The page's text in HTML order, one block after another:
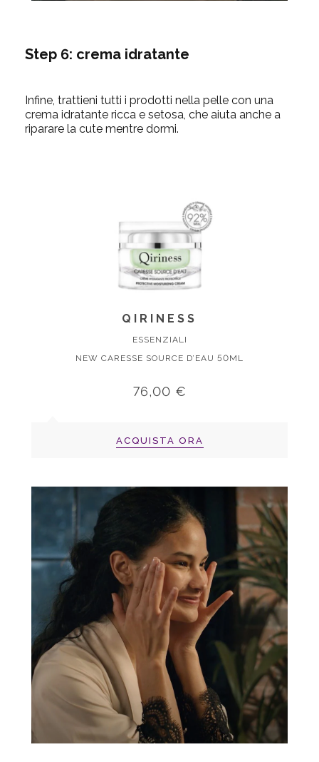
Step 6: crema idratante
Infine, trattieni tutti i prodotti nella pelle con una
crema idratante ricca e setosa, che aiuta anche a
riparare la cute mentre dormi.
QIRINESS
ESSENZIALI
NEW CARESSE SOURCE D’EAU 50ML
76,00 €
ACQUISTA ORA